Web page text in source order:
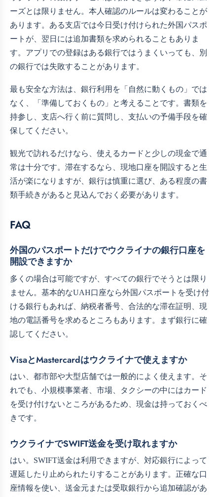
ーズとは限りません。本人確認のルールは変わることが
あります。ある支店では今日受け付けられた外国パスポ
ートが、翌日には追加書類を求められることもありま
す。アプリでの登録はある銀行ではうまくいっても、別
の銀行では失敗することがあります。
最も安全な方法は、銀行利用を「自然に動くもの」では
なく、「準備しておくもの」と考えることです。書類を
持参し、支店へ行く前に質問し、支払いの予備手段を確
保してください。
観光で訪れるだけなら、使えるカードと少しの現金で通
常は十分です。滞在するなら、現地口座を開設すると生
活が楽になりますが、銀行は慎重に選び、ある程度の書
類手続きがあると見込んでおく必要があります。
FAQ
外国のパスポートだけでウクライナの銀行口座を
開設できますか
多くの場合は可能ですが、すべての銀行でそうとは限り
ません。基本的なUAH口座なら外国パスポートを受け付
ける銀行もあれば、納税者番号、合法的な滞在証明、現
地の電話番号を求めるところもあります。まず銀行に確
認してください。
VisaとMastercardはウクライナで使えますか
はい、都市部や大型店舗では一般的によく使えます。そ
れでも、小規模事業者、市場、タクシーの中にはカード
を受け付けないところがあるため、現金は持っておくべ
きです。
ウクライナでSWIFT送金を受け取れますか
はい。SWIFT送金は利用できますが、対応銀行によって
遅延したり止められたりすることがあります。正確な口
座情報を使い、送金元または受取銀行から追加確認があ